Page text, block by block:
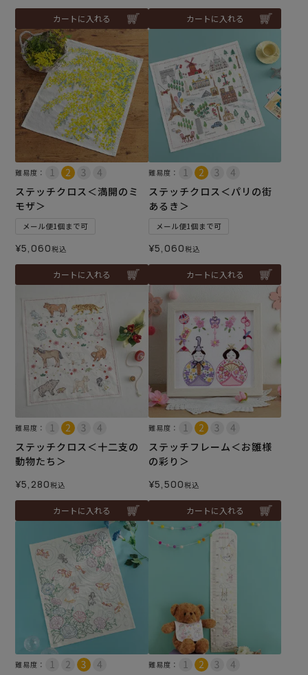
カートに入れる カートに入れる
難易度：
ステッチクロス＜満開のミ
モザ＞
メール便1個まで可
¥5,060税込
カートに入れる
難易度：
ステッチクロス＜パリの街
あるき＞
メール便1個まで可
¥5,060税込
カートに入れる
難易度：
ステッチクロス＜十二支の
動物たち＞
¥5,280税込
カートに入れる
難易度：
ステッチフレーム＜お雛様
の彩り＞
¥5,500税込
カートに入れる
難易度： 難易度：